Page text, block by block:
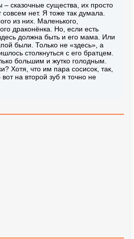
– сказочные существа, их просто
нет. Я тоже так думала.
из них. Маленького,
драконёнка. Но, если есть
должна быть и его мама. Или
были. Только не «здесь», а
столкнуться с его братцем.
большим и жутко голодным.
Хотя, что им пара сосисок, так,
на второй зуб я точно не